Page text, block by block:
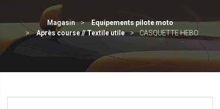
Magasin
Equipements pilote moto
Après course // Textile utile
CASQUETTE HEBO